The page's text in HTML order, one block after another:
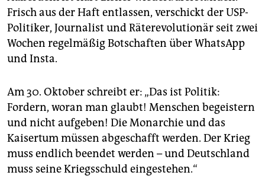
Frisch aus der Haft entlassen, verschickt der USP-
Politiker, Journalist und Räterevolutionär seit zwei
Wochen regelmäßig Botschaften über WhatsApp
und Insta.
Am 30. Oktober schreibt er: „Das ist Politik:
Fordern, woran man glaubt! Menschen begeistern
und nicht aufgeben! Die Monarchie und das
Kaisertum müssen abgeschafft werden. Der Krieg
muss endlich beendet werden – und Deutschland
muss seine Kriegsschuld eingestehen.“